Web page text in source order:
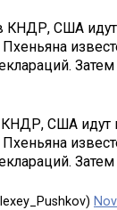
КНДР, США
КНДР, США идут